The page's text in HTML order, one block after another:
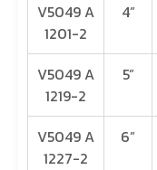
V5049 A
1201-2
4”
V5049 A
1219-2
5”
V5049 A
1227-2
6”